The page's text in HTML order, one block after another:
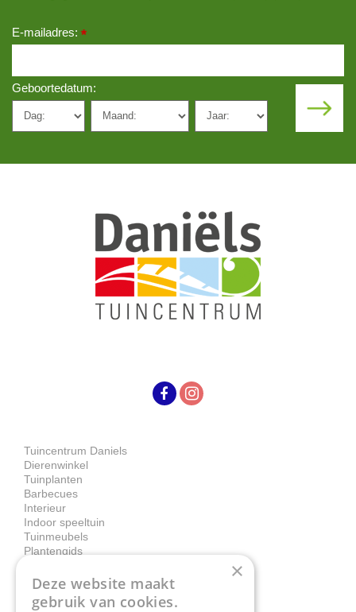
E-mailadres: *
Geboortedatum:
Tuincentrum Daniels
Dierenwinkel
Tuinplanten
Barbecues
Interieur
Indoor speeltuin
Tuinmeubels
Plantengids
Contact
×
Deze website maakt
gebruik van cookies.